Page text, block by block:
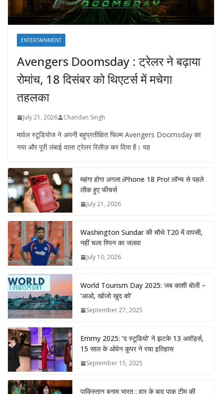
ENTERTAINMENT
Avengers Doomsday : ट्रेलर ने बढ़ाया
रोमांच, 18 दिसंबर को थिएटर्स में मचेगा
तहलका
July 21, 2026 Chandan Singh
मार्वल स्टूडियोज ने अपनी बहुप्रतीक्षित फिल्म Avengers Doomsday का
नया और पूरी लंबाई वाला ट्रेलर रिलीज़ कर दिया है। यह
महंगा होगा अगला iPhone 18 Pro! लॉन्च से पहले
लीक हुए फीचर्स
July 21, 2026
Washington Sundar की चौथे T20 में वापसी,
नहीं चला स्पिन का जलवा
July 10, 2026
World Tourism Day 2025: जब काशी बोली –
‘आओ, खोजो खुद को’
September 27, 2025
Emmy 2025: ‘द स्टूडियो’ ने झटके 13 अवॉर्ड्स,
15 साल के ओवेन कूपर ने रचा इतिहास
September 15, 2025
पाकिस्तान बनाम भारत : हार के बाद पाक टीम की